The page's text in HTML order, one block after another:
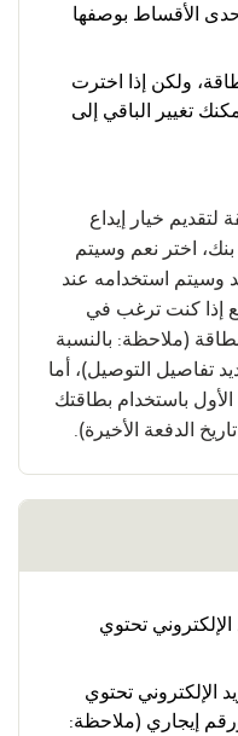
الأقساط بوصفها
ولكن إذا اخترت
تغيير الباقي إلى
لتقديم خيار إيداع
اختر نعم وسيتم
وسيتم استخدامه عند
إذا كنت ترغب في
(ملاحظة: بالنسبة
تفاصيل التوصيل)، أما
الأول باستخدام بطاقتك
الدفعة الأخيرة).
تحتوي
الإلكتروني تحتوي
ورقم إيجاري (ملاحظة: